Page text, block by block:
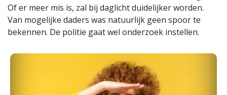
Of er meer mis is, zal bij daglicht duidelijker worden.
Van mogelijke daders was natuurlijk geen spoor te
bekennen. De politie gaat wel onderzoek instellen.